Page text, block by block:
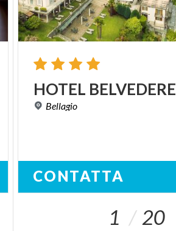
HOTEL BELVEDERE
Bellagio
CONTATTA
1 20